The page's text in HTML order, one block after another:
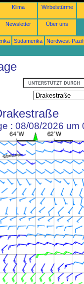
Klima Wirbelstürme
Newsletter Über uns
Südamerika
Nordwest-
: 08/08/2026 um